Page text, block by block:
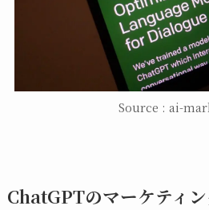
Source : ai-
ChatGPTのマーケティ